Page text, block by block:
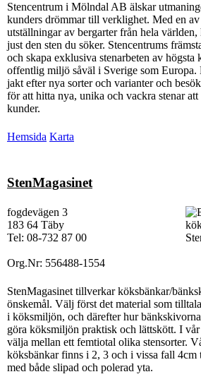
Stencentrum i Mölndal AB älskar
kunders drömmar till verklighet. Med en av
utställningar av bergarter från hela
just den sten du söker. Stencentrums
och skapa exklusiva stenarbeten av högsta
offentlig miljö såväl i Sverige som Europa.
jakt efter nya sorter och varianter och
för att hitta nya, unika och vackra stenar
kunder.
Hemsida Karta
StenMagasinet
fogdevägen 3
183 64 Täby
Tel: 08-732 87 00
Org.Nr: 556488-1554
StenMagasinet tillverkar köksbänkar/
önskemål. Välj först det material som
i köksmiljön, och därefter hur
göra köksmiljön praktisk och lättskött. I
välja mellan ett femtiotal olika stensorter.
köksbänkar finns i 2, 3 och i vissa fall 4cm
med både slipad och polerad yta.